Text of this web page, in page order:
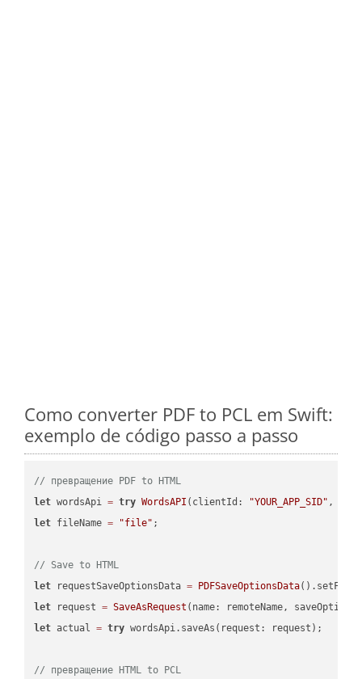
Como converter PDF to PCL em Swift:
exemplo de código passo a passo
// превращение PDF to HTML
let wordsApi = try WordsAPI (clientId: "YOUR_APP_SID" ,
let fileName = "file" ;
// Save to HTML
let requestSaveOptionsData = PDFSaveOptionsData
let request = SaveAsRequest (name: remoteName,
let actual = try wordsApi.saveAs(request: request);
// превращение HTML to PCL